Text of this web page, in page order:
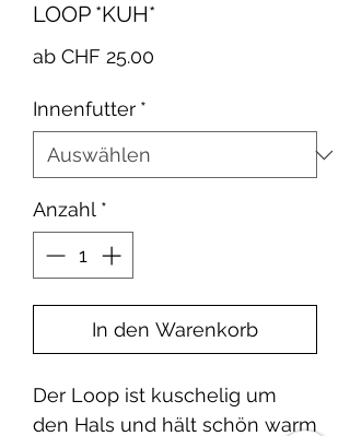
LOOP *KUH*
ab CHF 25.00
Innenfutter *
Anzahl *
In den Warenkorb
Der Loop ist kuschelig um
den Hals und hält schön warm